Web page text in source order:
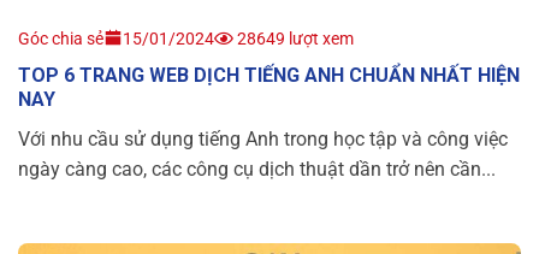
Góc chia sẻ 15/01/2024 28649 lượt xem
TOP 6 TRANG WEB DỊCH TIẾNG ANH CHUẨN NHẤT HIỆN
NAY
Với nhu cầu sử dụng tiếng Anh trong học tập và công việc
ngày càng cao, các công cụ dịch thuật dần trở nên cần...